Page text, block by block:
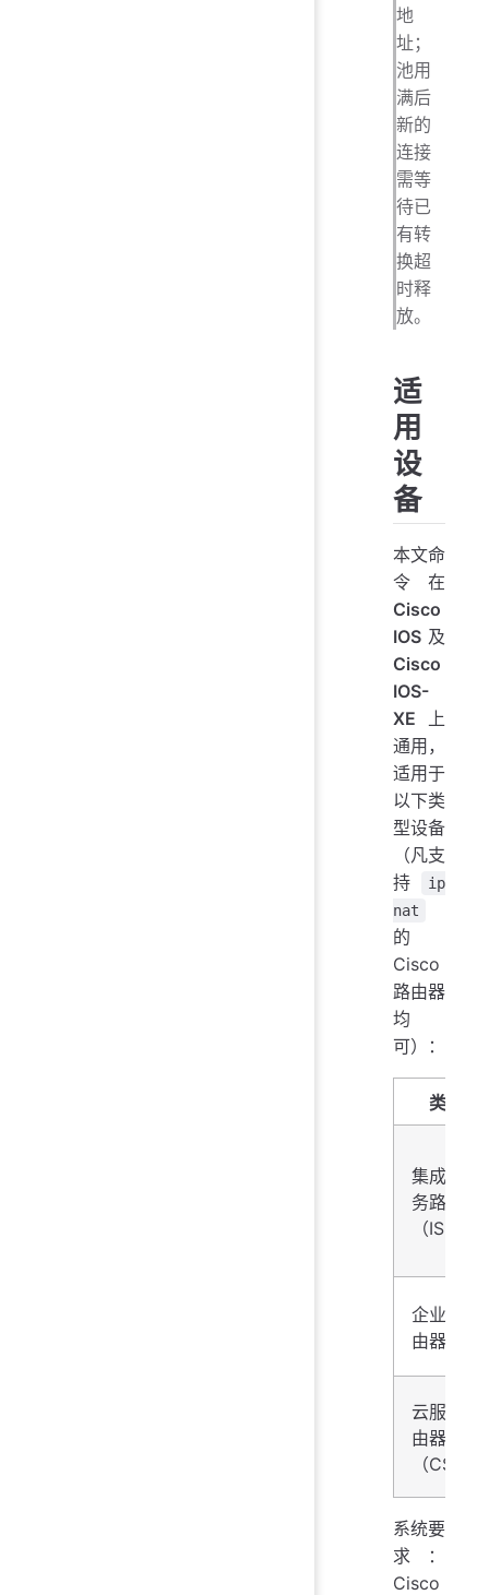
地
址；
池用
满后
新的
连接
需等
待已
有转
换超
时释
放。
适
用
设
备
本文命
令在
Cisco
IOS 及
Cisco
IOS-
XE 上
通用，
适用于
以下类
型设备
（凡支
持
ip
nat
的
Cisco
路由器
均
可）：
类型
集成多业
务路由器
（ISR）
企业级路
由器
云服务路
由器
（CSR）
系统要
求：
Cisco